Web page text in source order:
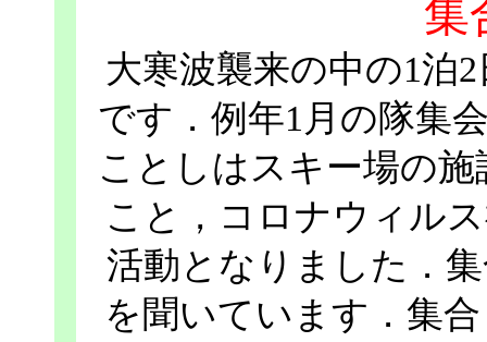
集
大寒波襲来の中の1泊
です．例年1月の隊集
ことしはスキー場の施
こと，コロナウィル
活動となりました．
を聞いています．集